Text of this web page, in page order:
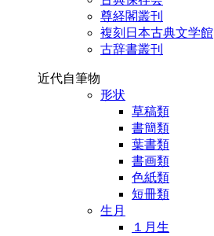
尊経閣叢刊
複刻日本古典文学館
古辞書叢刊
近代自筆物
形状
草稿類
書簡類
葉書類
書画類
色紙類
短冊類
生月
１月生